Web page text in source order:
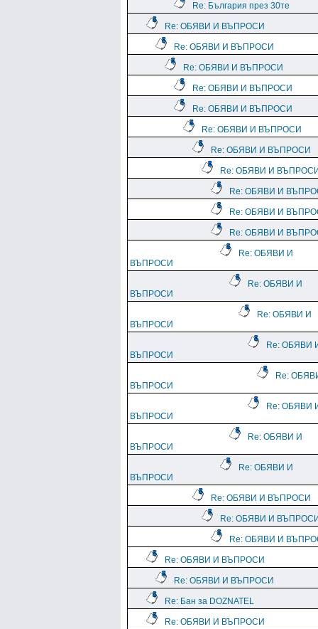
Re: България през 30те
Re: ОБЯВИ И ВЪПРОСИ
Re: ОБЯВИ И ВЪПРОСИ
Re: ОБЯВИ И ВЪПРОСИ
Re: ОБЯВИ И ВЪПРОСИ
Re: ОБЯВИ И ВЪПРОСИ
Re: ОБЯВИ И ВЪПРОСИ
Re: ОБЯВИ И ВЪПРОСИ
Re: ОБЯВИ И
Re: ОБЯВИ И
Re: ОБЯВИ И
Re: ОБЯВИ И
Re: ОБЯВИ И
ВЪПРОСИ
Re: ОБЯВИ И
ВЪПРОСИ
Re: ОБЯВИ И
ВЪПРОСИ
Re: ОБЯВИ
ВЪПРОСИ
Re:
ВЪПРОСИ
Re: ОБЯВИ
ВЪПРОСИ
Re: ОБЯВИ И
ВЪПРОСИ
Re: ОБЯВИ И
ВЪПРОСИ
Re: ОБЯВИ И ВЪПРОСИ
Re: ОБЯВИ И
Re: ОБЯВИ И
Re: ОБЯВИ И ВЪПРОСИ
Re: ОБЯВИ И ВЪПРОСИ
Re: Бан за DOZNATEL
Re: ОБЯВИ И ВЪПРОСИ